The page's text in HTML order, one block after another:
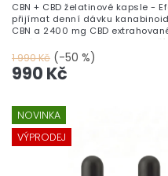
1 990 Kč (-50 %)
990 Kč
CBN + CBD želatinové kapsle -
přijímat denní dávku
CBN a 2400 mg CBD
skvělou alternativou pro ty,
nechtějí přímo konzumovat
(1 kapsle = 40 mg CBN + 40 mg
snadno zahrnout tyto
NOVINKA
VÝPRODEJ